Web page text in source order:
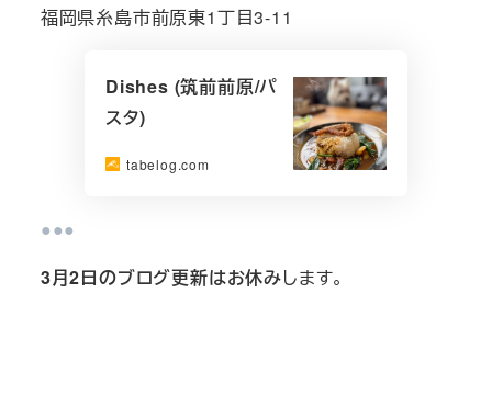
福岡県糸島市前原東1丁目3-11
Dishes (筑前前原/パ
スタ)
tabelog.com
●●●
3月2日のブログ更新はお休みします。